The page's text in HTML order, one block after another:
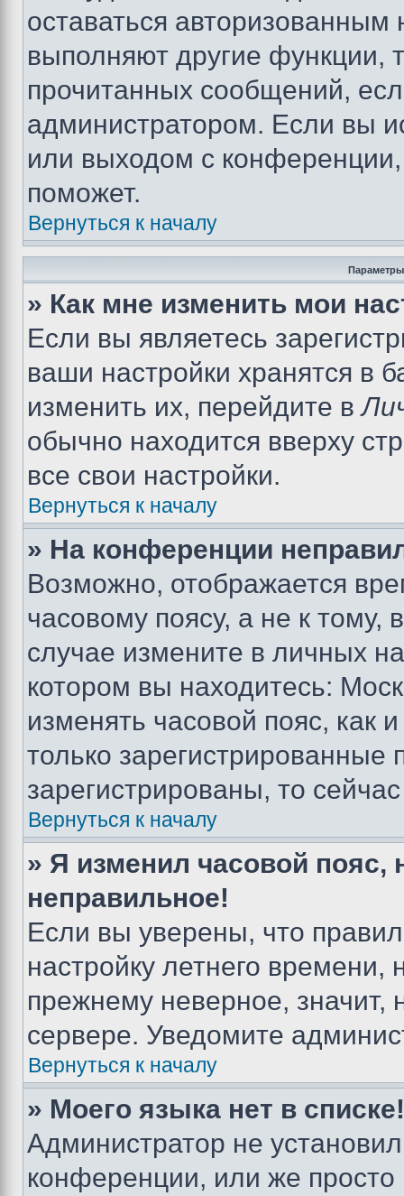
оставаться
выполняют другие функции,
прочитанных сообщений,
администратором. Если вы
или выходом с
поможет.
Вернуться к началу
Параметры
» Как мне изменить мои
Если вы являетесь
ваши настройки хранятся в
изменить их, перейдите в
обычно находится вверху
все свои настройки.
Вернуться к началу
» На конференции
Возможно, отображается
часовому поясу, а не к тому,
случае измените в личных
котором вы находитесь:
изменять часовой пояс, как
только
зарегистрированы, то
Вернуться к началу
» Я изменил часовой пояс,
неправильное!
Если вы уверены, что
настройку летнего
прежнему неверное, значит,
сервере. Уведомите
Вернуться к началу
» Моего языка нет в списке!
Администратор не
конференции, или же